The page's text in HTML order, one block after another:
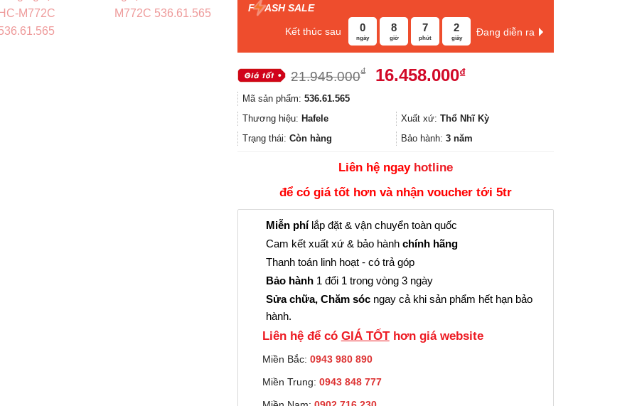
F ASH SALE
Kết thúc sau 0
ngày
8
giờ
7
phút
1
giây
Đang diễn ra
21.945.000₫
Giá
21.945.000₫.
16.458.000₫Giá
là:
16.458.000₫.
Mã sản phẩm: 536.61.565
Thương hiệu: Hafele Xuất xứ: Thổ Nhĩ Kỳ
Trạng thái: Còn hàng Bảo hành: 3 năm
Liên hệ ngay hotline
để có giá tốt hơn và nhận voucher tới 5tr
Miễn phílắp đặt & vận chuyển toàn quốc
Cam kết xuất xứ & bảo hành chính hãng
Thanh toán linh hoạt - có trả góp
Bảo hành 1 đổi 1 trong vòng 3 ngày
Sửa chữa, Chăm sóc ngay cả khi sản phẩm hết hạn bảo
hành.
Liên hệ để có GIÁ TỐThơn giá website
Miền Bắc: 0943 980 890
Miền Trung: 0943 848 777